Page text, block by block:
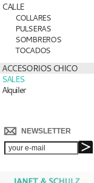
CALLE
COLLARES
PULSERAS
SOMBREROS
TOCADOS
ACCESORIOS CHICO
SALES
Alquiler
NEWSLETTER